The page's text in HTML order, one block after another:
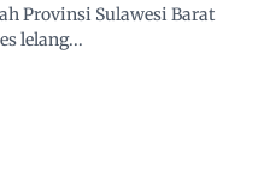
Provinsi Sulawesi Barat
lelang...